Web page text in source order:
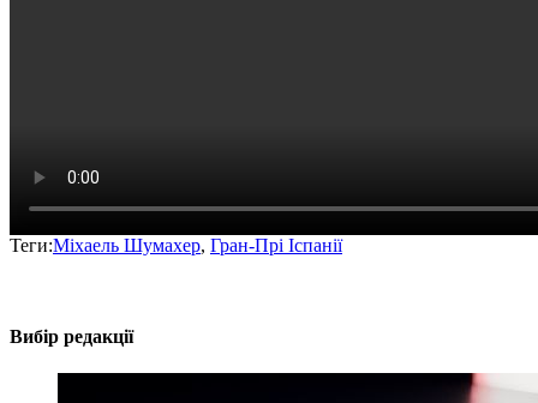
Теги:Міхаель Шумахер, Гран-Прі Іспанії
Вибір редакції